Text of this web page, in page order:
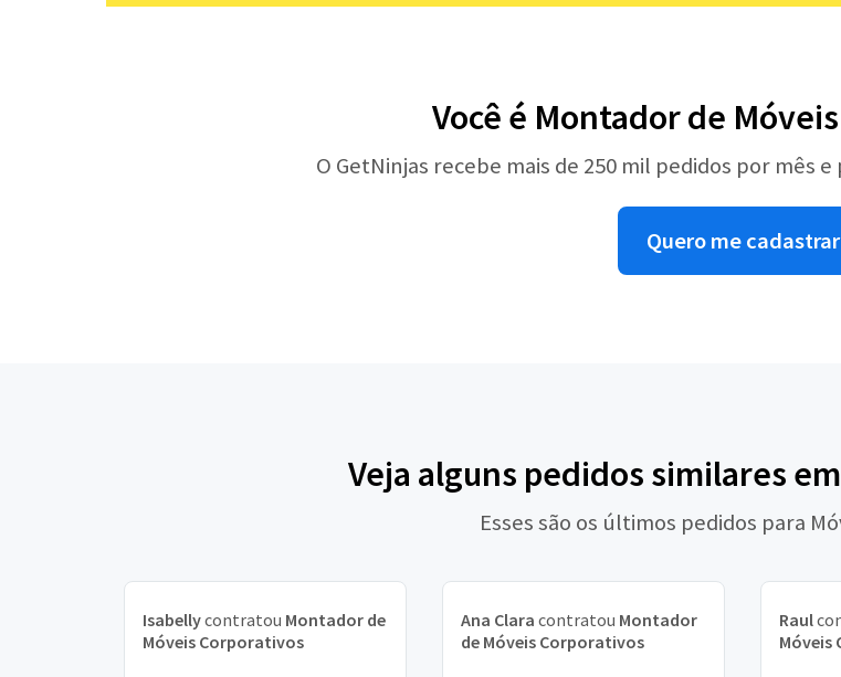
Você é Montador de
O GetNinjas recebe mais de 250 mil pedidos por mês
Quero me cadastrar
Veja alguns pedidos similares
Esses são os últimos pedidos para
Isabellycontratou Montador de
Móveis Corporativos
Ana Clara contratou Montador
de Móveis Corporativos
Raul
Móveis